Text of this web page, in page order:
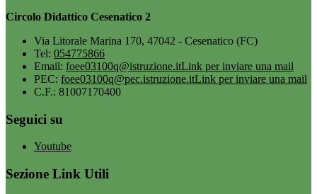
Circolo Didattico Cesenatico 2
Via Litorale Marina 170, 47042 - Cesenatico (FC)
Tel: 054775866
Email: foee03100q@istruzione.itLink per inviare una mail
PEC: foee03100q@pec.istruzione.itLink per inviare una mail
C.F.: 81007170400
Seguici su
Youtube
Sezione Link Utili